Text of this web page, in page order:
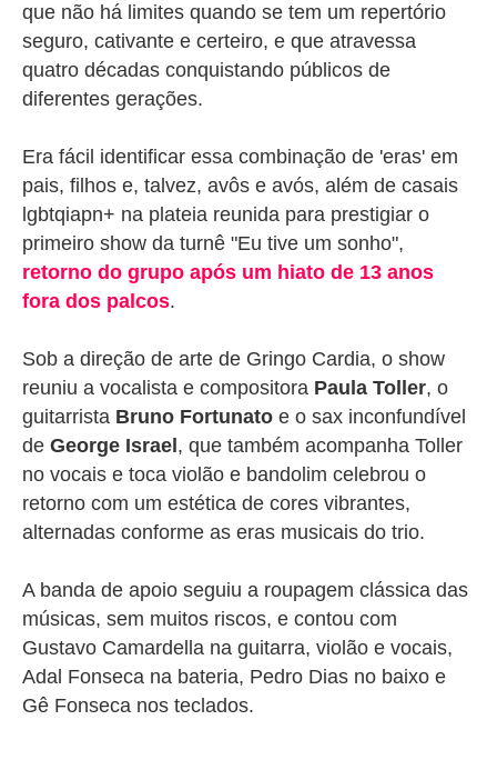
que não há limites quando se tem um repertório
seguro, cativante e certeiro, e que atravessa
quatro décadas conquistando públicos de
diferentes gerações.
Era fácil identificar essa combinação de 'eras' em
pais, filhos e, talvez, avôs e avós, além de casais
lgbtqiapn+ na plateia reunida para prestigiar o
primeiro show da turnê "Eu tive um sonho",
retorno do grupo após um hiato de 13 anos
fora dos palcos.
Sob a direção de arte de Gringo Cardia, o show
reuniu a vocalista e compositora Paula Toller, o
guitarrista Bruno Fortunato e o sax inconfundível
de George Israel , que também acompanha Toller
no vocais e toca violão e bandolim celebrou o
retorno com um estética de cores vibrantes,
alternadas conforme as eras musicais do trio.
A banda de apoio seguiu a roupagem clássica das
músicas, sem muitos riscos, e contou com
Gustavo Camardella na guitarra, violão e vocais,
Adal Fonseca na bateria, Pedro Dias no baixo e
Gê Fonseca nos teclados.